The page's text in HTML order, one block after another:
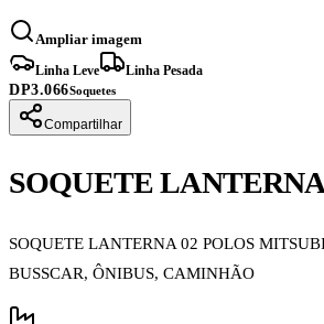
Ampliar imagem
Linha Leve Linha Pesada
DP3.066Soquetes
Compartilhar
SOQUETE
SOQUETE LANTERNA 02 POLOS
BUSSCAR, ÔNIBUS, CAMINHÃO